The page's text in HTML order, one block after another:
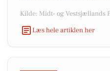
Kilde: Midt- og Vestsjællands
Læs hele artiklen her